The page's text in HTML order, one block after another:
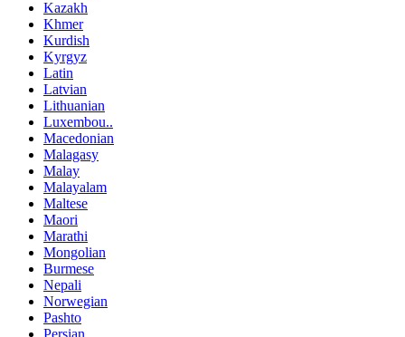
Kazakh
Khmer
Kurdish
Kyrgyz
Latin
Latvian
Lithuanian
Luxembou..
Macedonian
Malagasy
Malay
Malayalam
Maltese
Maori
Marathi
Mongolian
Burmese
Nepali
Norwegian
Pashto